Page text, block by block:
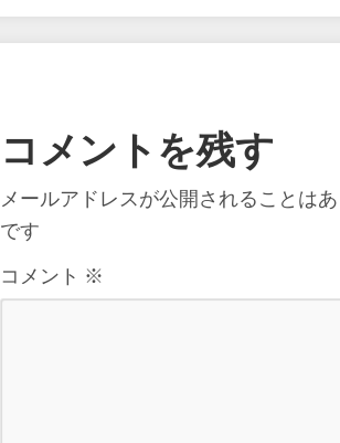
コメントを残す
メールアドレスが公開されることはあ
です
コメント ※